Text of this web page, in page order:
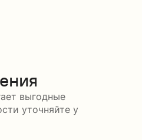
выгодные
уточняйте у